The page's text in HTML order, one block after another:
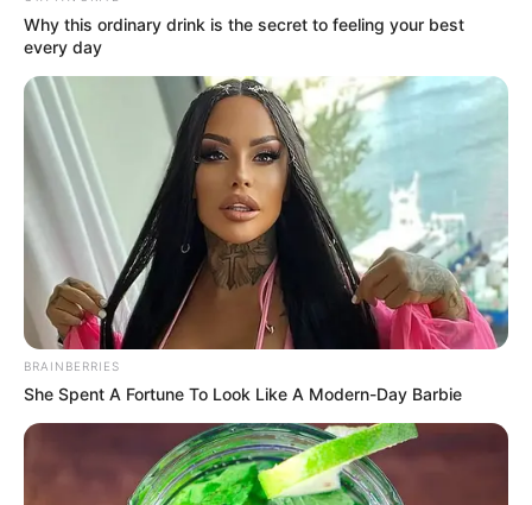
Why this ordinary drink is the secret to feeling your best
every day
BRAINBERRIES
She Spent A Fortune To Look Like A Modern-Day Barbie